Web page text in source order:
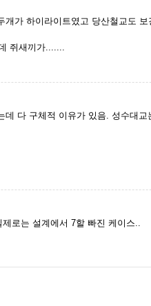
가 하이라이트였고 당산철교도
쥐새끼가.......
다 구체적 이유가 있음. 성수대
로는 설계에서 7할 빠진 케이스..